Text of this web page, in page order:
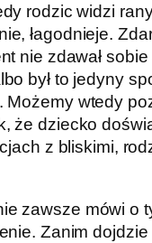
rodzic widzi
łagodnieje.
nie zdawał
był to jedyny
Możemy wtedy
że dziecko
z bliskimi,
zawsze mówi o
Zanim dojdzie